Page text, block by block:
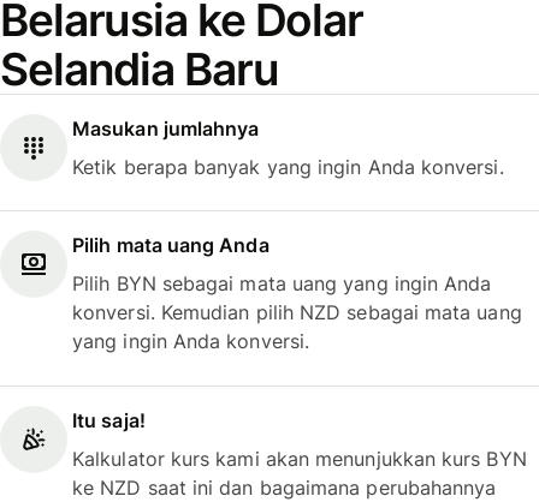
Belarusia ke Dolar
Selandia Baru
Masukan jumlahnya
Ketik berapa banyak yang ingin Anda konversi.
Pilih mata uang Anda
Pilih BYN sebagai mata uang yang ingin Anda
konversi. Kemudian pilih NZD sebagai mata uang
yang ingin Anda konversi.
Itu saja!
Kalkulator kurs kami akan menunjukkan kurs BYN
ke NZD saat ini dan bagaimana perubahannya